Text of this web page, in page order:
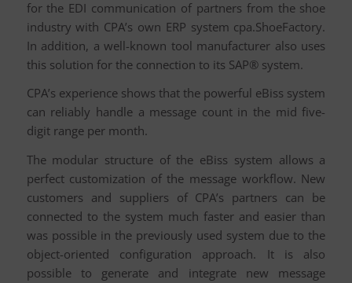
for the EDI communication of partners from the shoe
industry with CPA’s own ERP system cpa.ShoeFactory.
In addition, a well-known tool manufacturer also uses
this solution for the connection to its SAP® system.
CPA’s experience shows that the powerful eBiss system
can reliably handle a message count in the mid five-
digit range per month.
The modular structure of the eBiss system allows a
perfect customization of the message workflow. New
customers and suppliers of CPA’s partners can be
connected to the system much faster and easier than
was possible in the previously used system due to the
object-oriented configuration approach. It is also
possible to generate and integrate new message